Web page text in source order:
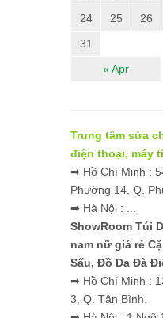
« Apr
24
25 26
31
Trung tâm sửa
điện thoại, máy
➡ Hồ Chí Minh :
Phường 14, Q.
➡ Hà Nội : ...
ShowRoom Túi
nam nữ giá rẻ
Sấu, Đồ Da Đà
➡ Hồ Chí Minh :
3, Q. Tân Bình.